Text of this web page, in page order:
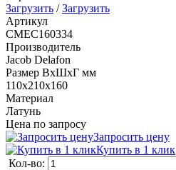
Загрузить /Загрузить
Артикул
СМЕС160334
Производитель
Jacob Delafon
Размер ВхШхГ мм
110х210х160
Материал
Латунь
Цена по запросу
Запросить цену
Купить в 1 клик
Кол-во: